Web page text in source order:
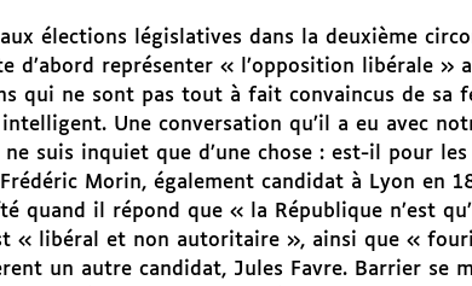
élections législatives dans la deuxième
d’abord représenter « l’opposition libérale »
qui ne sont pas tout à fait convaincus de sa
Une conversation qu’il a eu avec
suis inquiet que d’une chose : est-il pour
Morin, également candidat à Lyon en
quand il répond que « la République n’est
« libéral et non autoritaire », ainsi que «
un autre candidat, Jules Favre. Barrier se